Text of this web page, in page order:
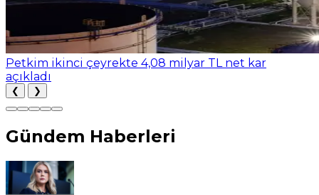
Petkim ikinci çeyrekte 4,08 milyar TL net kar
açıkladı
❮ ❯
Gündem Haberleri